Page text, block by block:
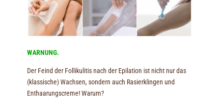
WARNUNG.
Der Feind der Follikulitis nach der Epilation ist nicht nur das
(klassische) Wachsen, sondern auch Rasierklingen und
Enthaarungscreme! Warum?